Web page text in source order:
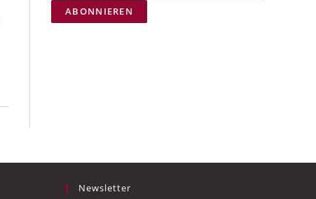
ABONNIEREN
Newsletter